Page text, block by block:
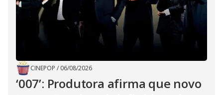
CINEPOP / 06/08/2026
‘007’: Produtora afirma que novo